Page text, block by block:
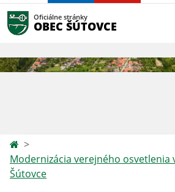
Oficiálne stránky
OBEC ŠÚTOVCE
Modernizácia verejného osvetlenia
Šútovce